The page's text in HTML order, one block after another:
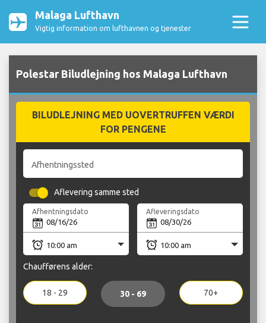
Malaga Lufthavn
Vigtig information om lufthavnen og tjenester
Polestar Biludlejning hos Malaga Lufthavn
BILUDLEJNING MED UOVERTRUFFEN VÆRDI
FOR PENGENE
Afhentningssted
Aflevering samme sted
Afhentningsdato Afleveringsdato
Chaufførens alder:
18 - 29 30 - 69 70+